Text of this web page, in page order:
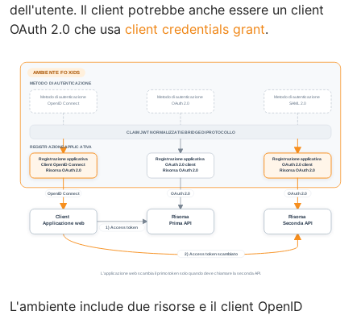
dell'utente. Il client potrebbe anche essere un client
OAuth 2.0 che usa client credentials grant.
L'ambiente include due risorse e il client OpenID